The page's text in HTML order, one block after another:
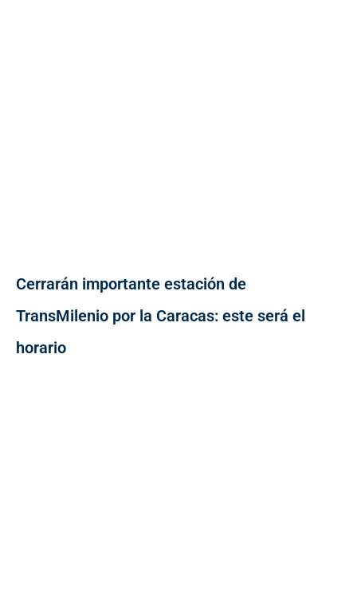
Cerrarán importante estación de
TransMilenio por la Caracas: este será el
horario